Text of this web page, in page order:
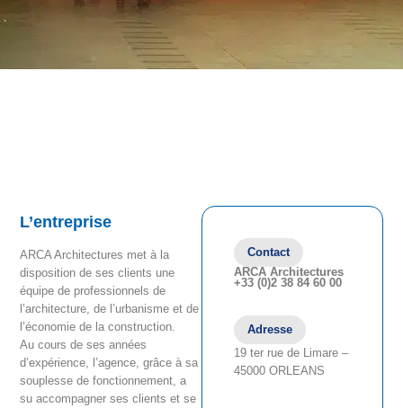
L’entreprise
ARCA Architectures met à la
disposition de ses clients une
équipe de professionnels de
l’architecture, de l’urbanisme et de
l’économie de la construction.
Au cours de ses années
d’expérience, l’agence, grâce à sa
souplesse de fonctionnement, a
su accompagner ses clients et se
Contact
ARCA Architectures
+33 (0)2 38 84 60 00
Adresse
19 ter rue de Limare –
45000 ORLEANS